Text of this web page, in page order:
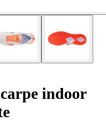
indoor